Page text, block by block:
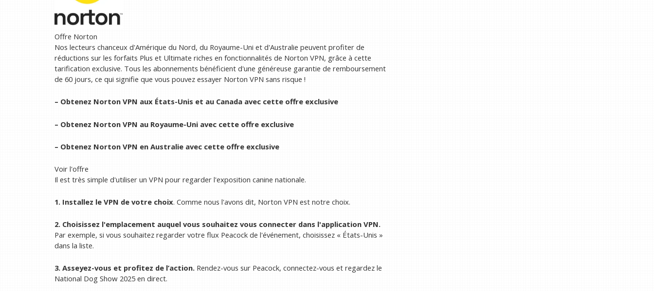
Offre Norton
Nos lecteurs chanceux d'Amérique du Nord, du Royaume-Uni et d'Australie peuvent profiter de
réductions sur les forfaits Plus et Ultimate riches en fonctionnalités de Norton VPN, grâce à cette
tarification exclusive. Tous les abonnements bénéficient d'une généreuse garantie de remboursement
de 60 jours, ce qui signifie que vous pouvez essayer Norton VPN sans risque !
– Obtenez Norton VPN aux États-Unis et au Canada avec cette offre exclusive
– Obtenez Norton VPN au Royaume-Uni avec cette offre exclusive
– Obtenez Norton VPN en Australie avec cette offre exclusive
Voir l'offre
Il est très simple d'utiliser un VPN pour regarder l'exposition canine nationale.
1. Installez le VPN de votre choix. Comme nous l'avons dit, Norton VPN est notre choix.
2. Choisissez l'emplacement auquel vous souhaitez vous connecter dans l'application VPN.
Par exemple, si vous souhaitez regarder votre flux Peacock de l'événement, choisissez « États-Unis »
dans la liste.
3. Asseyez-vous et profitez de l’action. Rendez-vous sur Peacock, connectez-vous et regardez le
National Dog Show 2025 en direct.